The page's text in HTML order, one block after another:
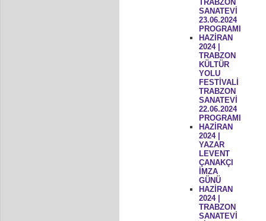
TRABZON
SANATEVİ
23.06.2024
PROGRAMI
HAZİRAN
2024 |
TRABZON
KÜLTÜR
YOLU
FESTİVALİ
TRABZON
SANATEVİ
22.06.2024
PROGRAMI
HAZİRAN
2024 |
YAZAR
LEVENT
ÇANAKÇI
İMZA
GÜNÜ
HAZİRAN
2024 |
TRABZON
SANATEVİ